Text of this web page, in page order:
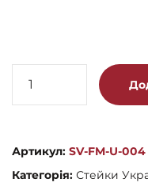
Артикул: SV-FM-U-004
Категорія: Стейки